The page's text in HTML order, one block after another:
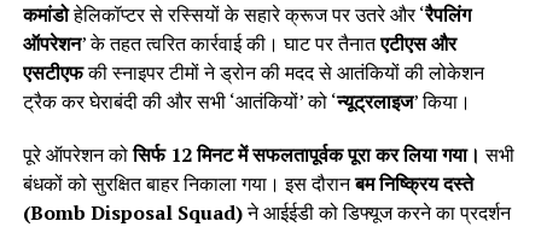
कमांडोहेलिकॉप्टर से रस्सियों के सहारे क्रूज पर उतरे और ‘रैपलिंग
ऑपरेशन’ के तहत त्वरित कार्रवाई की। घाट पर तैनातएटीएस और
एसटीएफकी स्नाइपर टीमों ने ड्रोन की मदद से आतंकियों की लोकेशन
ट्रैक कर घेराबंदी की और सभी ‘आतंकियों’ को ‘न्यूट्रलाइज’ किया।
पूरे ऑपरेशन कोसिर्फ 12 मिनट में सफलतापूर्वक पूरा कर लिया गया। सभी
बंधकों को सुरक्षित बाहर निकाला गया। इस दौरानबम निष्क्रिय दस्ते
(Bomb Disposal Squad)ने आईईडी को डिफ्यूज करने का प्रदर्शन